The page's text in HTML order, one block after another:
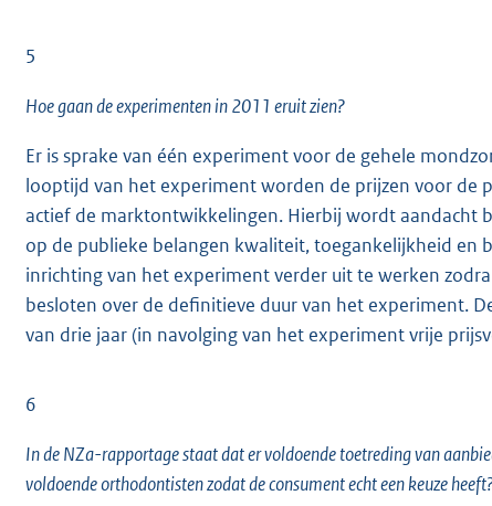
5
Hoe gaan de experimenten in 2011 eruit zien?
Er is sprake van één experiment voor de gehele
looptijd van het experiment worden de prijzen voor de
actief de marktontwikkelingen. Hierbij wordt aandacht
op de publieke belangen kwaliteit, toegankelijkheid en
inrichting van het experiment verder uit te werken
besloten over de definitieve duur van het experiment.
van drie jaar (in navolging van het experiment vrije
6
In de NZa-rapportage staat dat er voldoende toetreding van
voldoende orthodontisten zodat de consument echt een keuze